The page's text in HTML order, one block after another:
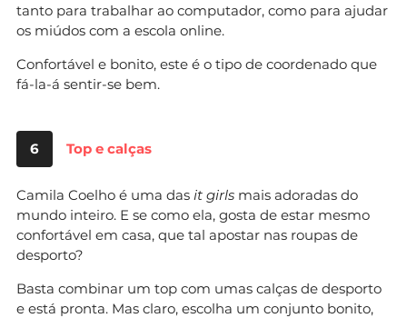
tanto para trabalhar ao computador, como para ajudar
os miúdos com a escola online.
Confortável e bonito, este é o tipo de coordenado que
fá-la-á sentir-se bem.
6 Top e calças
Camila Coelho é uma das it girls mais adoradas do
mundo inteiro. E se como ela, gosta de estar mesmo
confortável em casa, que tal apostar nas roupas de
desporto?
Basta combinar um top com umas calças de desporto
e está pronta. Mas claro, escolha um conjunto bonito,